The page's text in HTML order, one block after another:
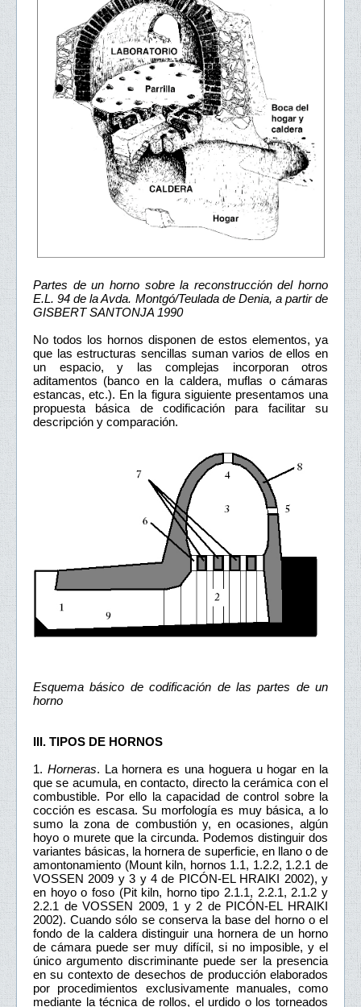
Partes de un horno sobre la reconstrucción del horno
E.L. 94 de la Avda. Montgó/Teulada de Denia, a partir de
GISBERT SANTONJA 1990
No todos los hornos disponen de estos elementos, ya
que las estructuras sencillas suman varios de ellos en
un espacio, y las complejas incorporan otros
aditamentos (banco en la caldera, muflas o cámaras
estancas, etc.). En la figura siguiente presentamos una
propuesta básica de codificación para facilitar su
descripción y comparación.
Esquema básico de codificación de las partes de un
horno
III. TIPOS DE HORNOS
1. Horneras. La hornera es una hoguera u hogar en la
que se acumula, en contacto, directo la cerámica con el
combustible. Por ello la capacidad de control sobre la
cocción es escasa. Su morfología es muy básica, a lo
sumo la zona de combustión y, en ocasiones, algún
hoyo o murete que la circunda. Podemos distinguir dos
variantes básicas, la hornera de superficie, en llano o de
amontonamiento (Mount kiln, hornos 1.1, 1.2.2, 1.2.1 de
VOSSEN 2009 y 3 y 4 de PICÓN-EL HRAIKI 2002), y
en hoyo o foso (Pit kiln, horno tipo 2.1.1, 2.2.1, 2.1.2 y
2.2.1 de VOSSEN 2009, 1 y 2 de PICÓN-EL HRAIKI
2002). Cuando sólo se conserva la base del horno o el
fondo de la caldera distinguir una hornera de un horno
de cámara puede ser muy difícil, si no imposible, y el
único argumento discriminante puede ser la presencia
en su contexto de desechos de producción elaborados
por procedimientos exclusivamente manuales, como
mediante la técnica de rollos, el urdido o los torneados